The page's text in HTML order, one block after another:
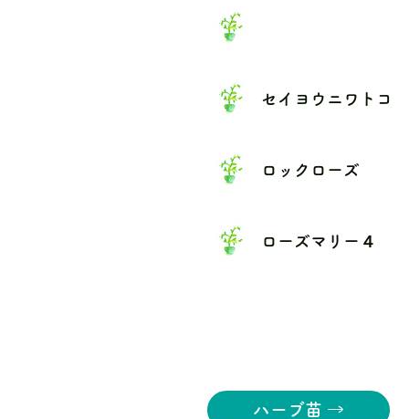
セイヨウニワトコ
ロックローズ
ローズマリー４
ハーブ苗 →